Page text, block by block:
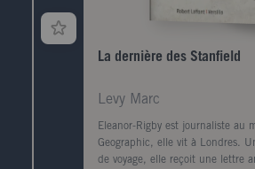
La dernière des Stanfield
Levy Marc
Eleanor-Rigby est journaliste au
Geographic, elle vit à Londres.
de voyage, elle reçoit une lettre